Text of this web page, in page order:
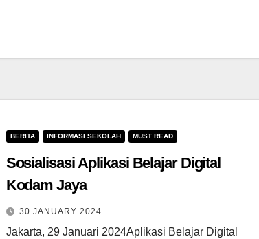
BERITA INFORMASI SEKOLAH MUST READ
Sosialisasi Aplikasi Belajar Digital
Kodam Jaya
30 JANUARY 2024
Jakarta, 29 Januari 2024Aplikasi Belajar Digital